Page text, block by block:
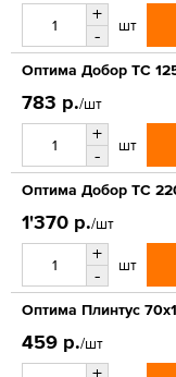
+
-
шт
Оптима Добор ТС
783 р./шт
+
-
шт
Оптима Добор ТС
1'370 р./шт
+
-
шт
Оптима Плинтус
459 р./шт